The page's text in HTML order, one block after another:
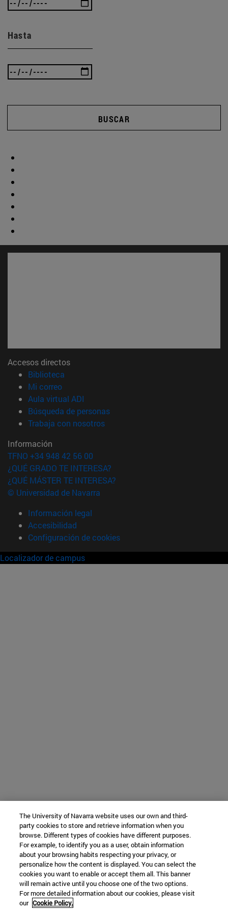
Hasta
BUSCAR
Accesos directos
Biblioteca
Mi correo(abre en nueva ventana)
Aula virtual ADI
Búsqueda de personas(abre en nueva ventana)
Trabaja con nosotros(abre en nueva ventana)
Información
TFNO +34 948 42 56 00
¿QUÉ GRADO TE INTERESA?
¿QUÉ MÁSTER TE INTERESA?
© Universidad de Navarra
Información legal
Accesibilidad
Configuración de cookies
Localizador de campus
The University of Navarra website uses our own and third-
party cookies to store and retrieve information when you
browse. Different types of cookies have different purposes.
For example, to identify you as a user, obtain information
about your browsing habits respecting your privacy, or
personalize how the content is displayed. You can select the
cookies you want to enable or accept them all. This banner
will remain active until you choose one of the two options.
For more detailed information about our cookies, please visit
our Cookie Policy.